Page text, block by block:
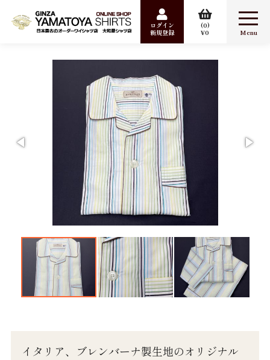
ログイン
新規登録
0
0
カジュアルシャツ
ポケットチーフ
ワイシャツ半袖
カジュアルシャツ 長袖
イタリア、ブレンバーナ製生地のオリジナル